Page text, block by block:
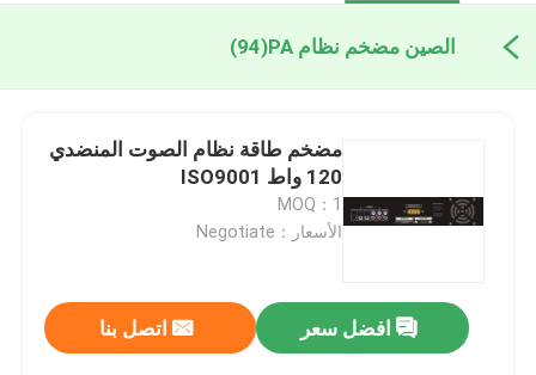
الصين مضخم نظام PA (94)
مضخم طاقة نظام الصوت المنضدي
120 واط ISO9001
MOQ：1
الأسعار：Negotiate
افضل سعر اتصل بنا